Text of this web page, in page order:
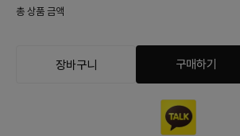
총 상품 금액
장바구니 구매하기